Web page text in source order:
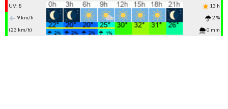
UV: 8
13 h
9 km/h
2 %
(23 km/h)
0 mm